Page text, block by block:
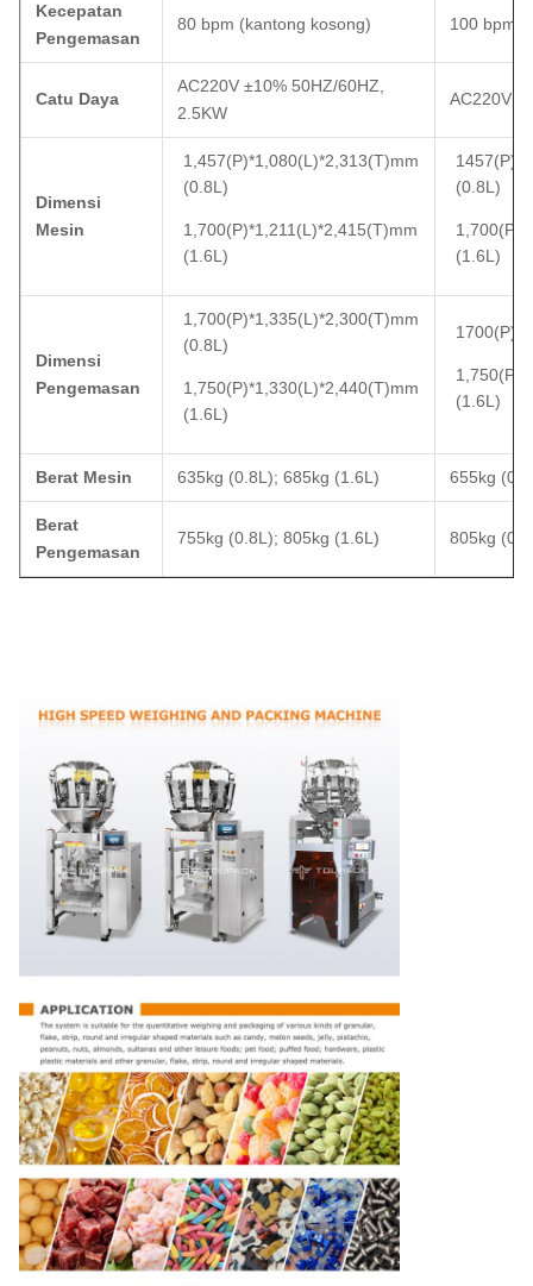
Kecepatan
Pengemasan
80 bpm (kantong kosong) 100 bpm
Catu Daya
AC220V ±10% 50HZ/60HZ,
2.5KW
AC220V
Dimensi
Mesin
1,457(P)*1,080(L)*2,313(T)mm
(0.8L)
1,700(P)*1,211(L)*2,415(T)mm
(1.6L)
(0.8L)
(1.6L)
Dimensi
Pengemasan
1,700(P)*1,335(L)*2,300(T)mm
(0.8L)
1,750(P)*1,330(L)*2,440(T)mm
(1.6L)
(1.6L)
Berat Mesin 635kg (0.8L); 685kg (1.6L) 655kg
Berat
Pengemasan
755kg (0.8L); 805kg (1.6L) 805kg